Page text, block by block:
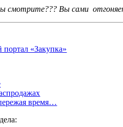
смотрите??? Вы сами
«Закупка»
время…